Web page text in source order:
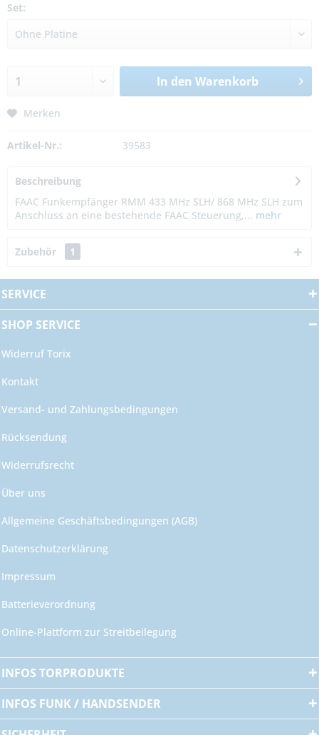
Set:
In den Warenkorb
Merken
Artikel-Nr.: 39583
Beschreibung
FAAC Funkempfänger RMM 433 MHz SLH/ 868 MHz SLH zum
Anschluss an eine bestehende FAAC Steuerung,... mehr
Zubehör 1
SERVICE
SHOP SERVICE
Widerruf Torix
Kontakt
Versand- und Zahlungsbedingungen
Rücksendung
Widerrufsrecht
Über uns
Allgemeine Geschäftsbedingungen (AGB)
Datenschutzerklärung
Impressum
Batterieverordnung
Online-Plattform zur Streitbeilegung
INFOS TORPRODUKTE
INFOS FUNK / HANDSENDER